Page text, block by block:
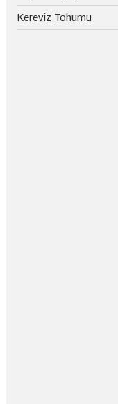
Kereviz Tohumu